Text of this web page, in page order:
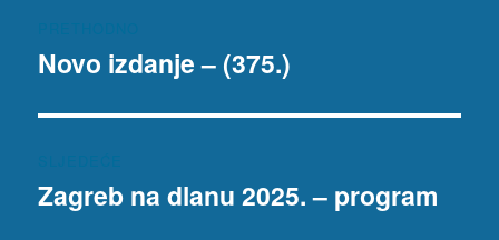
objava
Prethodna
Novo izdanje – (375.)
Sljedeća
Zagreb na dlanu 2025. – program